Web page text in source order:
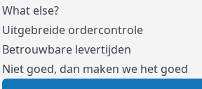
What else?
Uitgebreide ordercontrole
Betrouwbare levertijden
Niet goed, dan maken we het goed